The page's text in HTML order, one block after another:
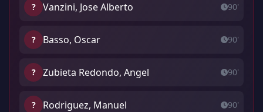
? Vanzini, Jose Alberto 90'
? Basso, Oscar 90'
? Zubieta Redondo, Angel 90'
? Rodriguez, Manuel 90'